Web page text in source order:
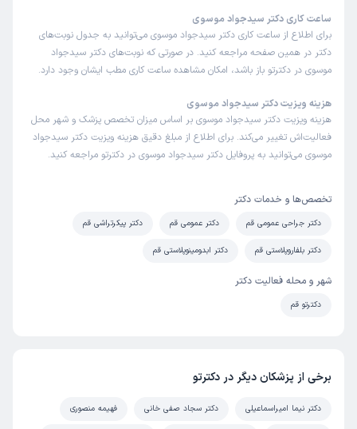
ساعت کاری دکتر سیدجواد موسوی
برای اطلاع از ساعت کاری دکتر سیدجواد موسوی می‌توانید به جدول نوبت‌های
دکتر در همین صفحه مراجعه کنید. در صورتی که نوبت‌های دکتر سیدجواد
موسوی در دکترتو باز باشد، امکان مشاهده ساعت کاری مطب ایشان وجود دارد.
هزینه ویزیت دکتر سیدجواد موسوی
هزینه ویزیت دکتر سیدجواد موسوی بر اساس میزان تخصص پزشک و شهر محل
فعالیت‌اش تغییر می‌کند. برای اطلاع از مبلغ دقیق هزینه ویزیت دکتر سیدجواد
موسوی می‌توانید به پروفایل دکتر سیدجواد موسوی در دکترتو مراجعه کنید.
تخصص‌ها و خدمات دکتر
دکتر جراحی عمومی قم دکتر عمومی قم دکتر پیکرتراشی قم
دکتر بلفاروپلاستی قم دکتر ابدومینوپلاستی قم
شهر و محله فعالیت دکتر
دکترتو قم
برخی از پزشکان دیگر در دکترتو
دکتر نیما امیراسماعیلی دکتر سجاد صفی خانی فهیمه منصوری